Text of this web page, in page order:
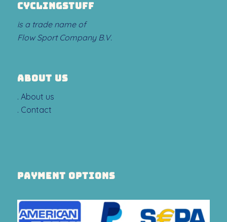
CYCLINGSTUFF
is a trade name of
Flow Sport Company B.V.
ABOUT US
. About us
. Contact
PAYMENT OPTIONS